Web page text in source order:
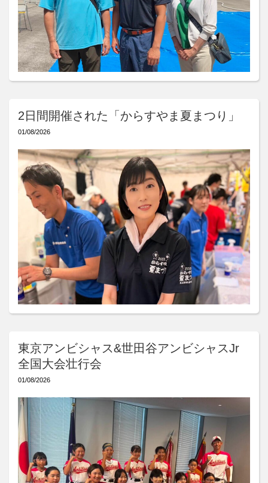
2日間開催された「からすやま夏まつり」
01/08/2026
東京アンビシャス&世田谷アンビシャスJr
全国大会壮行会
01/08/2026